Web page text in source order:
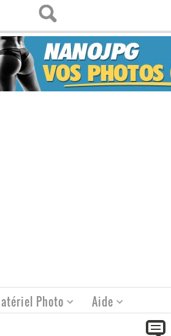
Photo Aide